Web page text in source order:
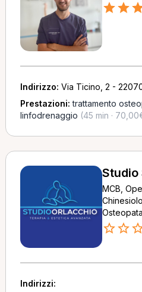
Indirizzo: Via Ticino, 2 -
Prestazioni:trattamento
linfodrenaggio (45 min ·
Studio
MCB,
Osteopata
Indirizzi: